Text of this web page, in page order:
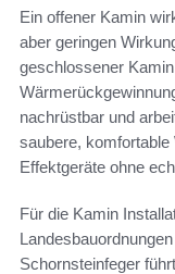
Ein offener Kamin
aber geringen
geschlossener
nachrüstbar und
saubere,
Effektgeräte ohne
Für die Kamin
Schornsteinfeger